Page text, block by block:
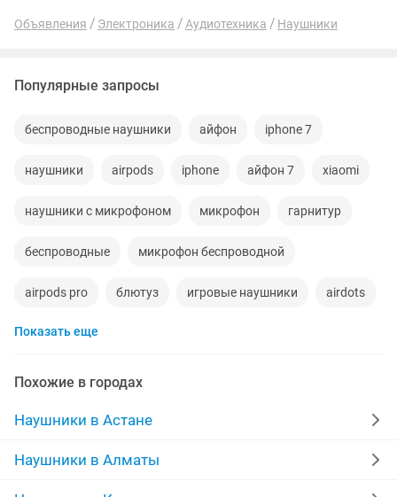
Объявления Электроника Аудиотехника Наушники
Популярные запросы
беспроводные наушники айфон iphone 7
наушники airpods iphone айфон 7 xiaomi
наушники с микрофоном микрофон гарнитур
беспроводные микрофон беспроводной
airpods pro блютуз игровые наушники airdots
новые наушники
samsung наушники
xiaomi redmi bluetooth наушники
Показать еще
Похожие в городах
Наушники в Астане
Наушники в Алматы